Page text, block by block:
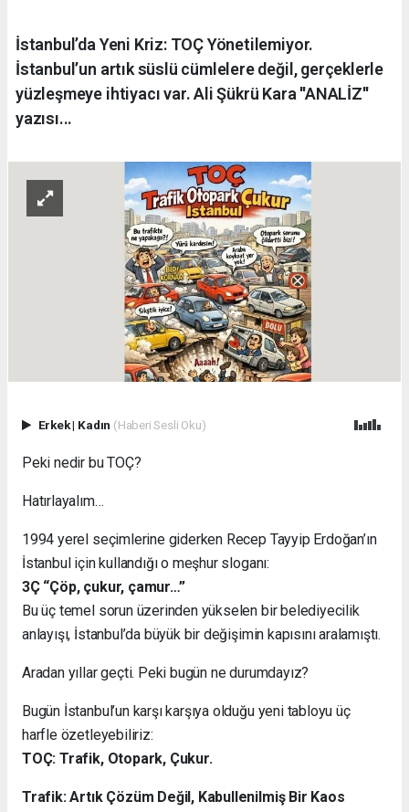
İstanbul’da Yeni Kriz: TOÇ Yönetilemiyor.
İstanbul’un artık süslü cümlelere değil, gerçeklerle
yüzleşmeye ihtiyacı var. Ali Şükrü Kara ''ANALİZ''
yazısı...
Erkek| Kadın (Haberi Sesli Oku)
Peki nedir bu TOÇ?
Hatırlayalım…
1994 yerel seçimlerine giderken Recep Tayyip Erdoğan’ın
İstanbul için kullandığı o meşhur sloganı:
3Ç “Çöp, çukur, çamur…”
Bu üç temel sorun üzerinden yükselen bir belediyecilik
anlayışı, İstanbul’da büyük bir değişimin kapısını aralamıştı.
Aradan yıllar geçti. Peki bugün ne durumdayız?
Bugün İstanbul’un karşı karşıya olduğu yeni tabloyu üç
harfle özetleyebiliriz:
TOÇ: Trafik, Otopark, Çukur.
Trafik: Artık Çözüm Değil, Kabullenilmiş Bir Kaos